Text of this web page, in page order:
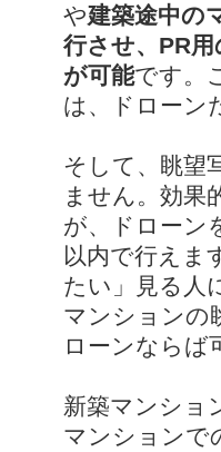
や建築途中の
行させ、PR
が可能です。
は、ドローン
そして、眺望
ません。効果
が、ドローン
以内で行えま
たい」見る人
マンションの
ローンならば
新築マンショ
マンションで